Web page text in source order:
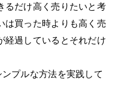
るだけ高く売りたいと考
は買った時よりも高く売
経過しているとそれだけ
プルな方法を実践して